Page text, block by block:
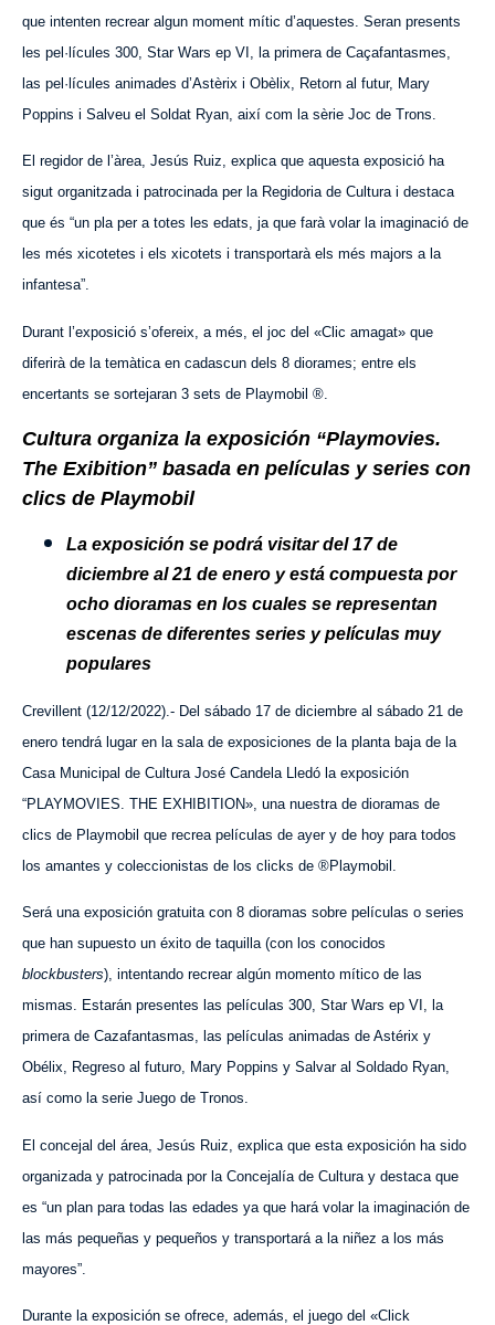
que intenten recrear algun moment mític d’aquestes. Seran presents
les pel·lícules 300, Star Wars ep VI, la primera de Caçafantasmes,
las pel·lícules animades d’Astèrix i Obèlix, Retorn al futur, Mary
Poppins i Salveu el Soldat Ryan, així com la sèrie Joc de Trons.
El regidor de l’àrea, Jesús Ruiz, explica que aquesta exposició ha
sigut organitzada i patrocinada per la Regidoria de Cultura i destaca
que és “un pla per a totes les edats, ja que farà volar la imaginació de
les més xicotetes i els xicotets i transportarà els més majors a la
infantesa”.
Durant l’exposició s’ofereix, a més, el joc del «Clic amagat» que
diferirà de la temàtica en cadascun dels 8 diorames; entre els
encertants se sortejaran 3 sets de Playmobil ®.
Cultura organiza la exposición “Playmovies.
The Exibition” basada en películas y series con
clics de Playmobil
La exposición se podrá visitar del 17 de
diciembre al 21 de enero y está compuesta por
ocho dioramas en los cuales se representan
escenas de diferentes series y películas muy
populares
Crevillent (12/12/2022).- Del sábado 17 de diciembre al sábado 21 de
enero tendrá lugar en la sala de exposiciones de la planta baja de la
Casa Municipal de Cultura José Candela Lledó la exposición
“PLAYMOVIES. THE EXHIBITION», una nuestra de dioramas de
clics de Playmobil que recrea películas de ayer y de hoy para todos
los amantes y coleccionistas de los clicks de ®Playmobil.
Será una exposición gratuita con 8 dioramas sobre películas o series
que han supuesto un éxito de taquilla (con los conocidos
blockbusters), intentando recrear algún momento mítico de las
mismas. Estarán presentes las películas 300, Star Wars ep VI, la
primera de Cazafantasmas, las películas animadas de Astérix y
Obélix, Regreso al futuro, Mary Poppins y Salvar al Soldado Ryan,
así como la serie Juego de Tronos.
El concejal del área, Jesús Ruiz, explica que esta exposición ha sido
organizada y patrocinada por la Concejalía de Cultura y destaca que
es “un plan para todas las edades ya que hará volar la imaginación de
las más pequeñas y pequeños y transportará a la niñez a los más
mayores”.
Durante la exposición se ofrece, además, el juego del «Click